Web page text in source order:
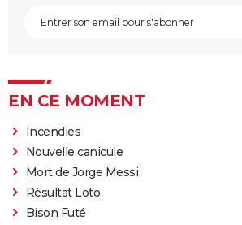
EN CE MOMENT
Incendies
Nouvelle canicule
Mort de Jorge Messi
Résultat Loto
Bison Futé